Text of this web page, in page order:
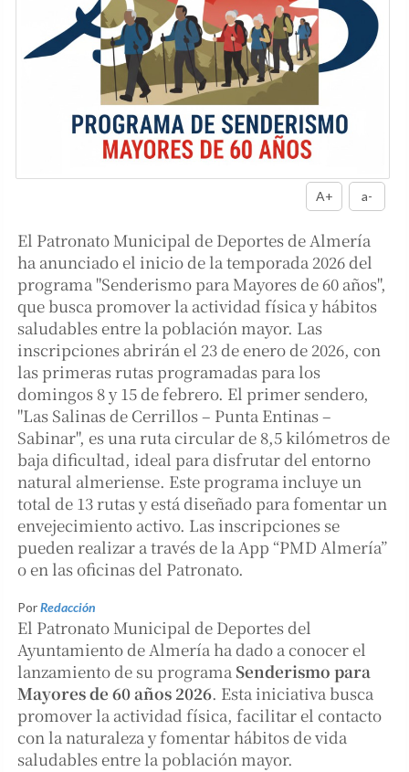
A+ a-
El Patronato Municipal de Deportes de Almería
ha anunciado el inicio de la temporada 2026 del
programa "Senderismo para Mayores de 60 años",
que busca promover la actividad física y hábitos
saludables entre la población mayor. Las
inscripciones abrirán el 23 de enero de 2026, con
las primeras rutas programadas para los
domingos 8 y 15 de febrero. El primer sendero,
"Las Salinas de Cerrillos – Punta Entinas –
Sabinar", es una ruta circular de 8,5 kilómetros de
baja dificultad, ideal para disfrutar del entorno
natural almeriense. Este programa incluye un
total de 13 rutas y está diseñado para fomentar un
envejecimiento activo. Las inscripciones se
pueden realizar a través de la App “PMD Almería”
o en las oficinas del Patronato.
PorRedacción
El Patronato Municipal de Deportes del
Ayuntamiento de Almería ha dado a conocer el
lanzamiento de su programa Senderismo para
Mayores de 60 años 2026. Esta iniciativa busca
promover la actividad física, facilitar el contacto
con la naturaleza y fomentar hábitos de vida
saludables entre la población mayor.